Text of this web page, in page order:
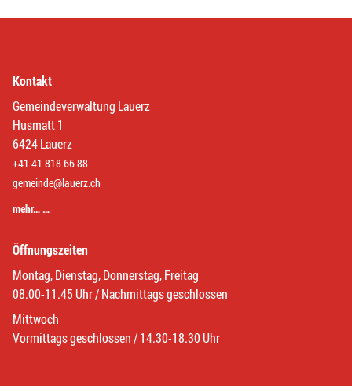
Kontakt
Gemeindeverwaltung Lauerz
Husmatt 1
6424 Lauerz
+41 41 818 66 88
gemeinde@lauerz.ch
mehr… …
Öffnungszeiten
Montag, Dienstag, Donnerstag, Freitag
08.00-11.45 Uhr / Nachmittags geschlossen
Mittwoch
Vormittags geschlossen / 14.30-18.30 Uhr